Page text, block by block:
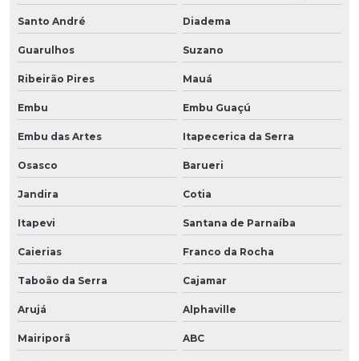
Santo André Diadema
Guarulhos Suzano
Ribeirão Pires Mauá
Embu Embu Guaçú
Embu das Artes Itapecerica da Serra
Osasco Barueri
Jandira Cotia
Itapevi Santana de Parnaíba
Caierias Franco da Rocha
Taboão da Serra Cajamar
Arujá Alphaville
Mairiporã ABC